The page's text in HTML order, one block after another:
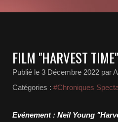
FILM "HARVEST
Publié le 3 Décembre 2022 par
Catégories : #Chroniques
Evénement : Neil Young